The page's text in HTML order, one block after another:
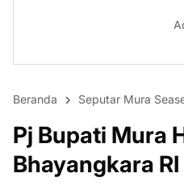
Beranda Seputar Mura
Pj Bupati Mura
Bhayangkara